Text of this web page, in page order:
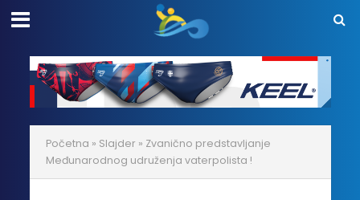
Početna » Slajder » Zvanično predstavljanje
Međunarodnog udruženja vaterpolista !